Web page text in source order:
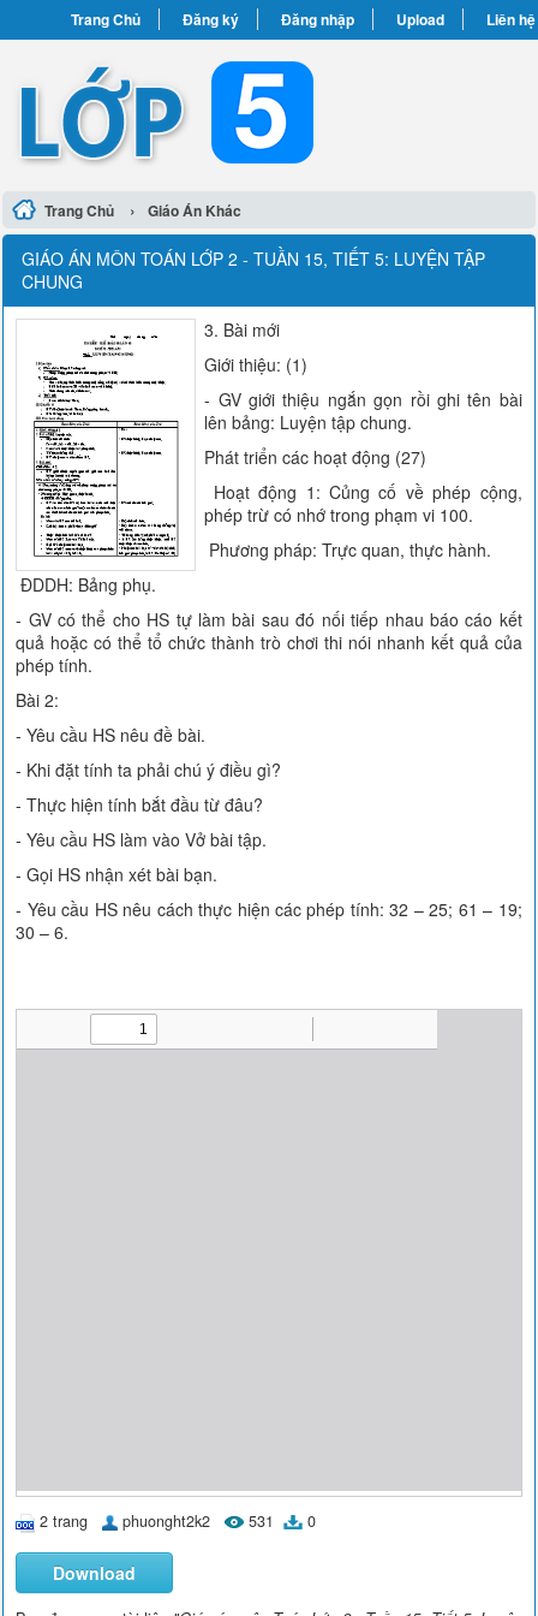
Trang Chủ Đăng ký Đăng nhập Upload Liên hệ
Trang Chủ › Giáo Án Khác
GIÁO ÁN MÔN TOÁN LỚP 2 - TUẦN 15, TIẾT 5: LUYỆN TẬP
CHUNG
3. Bài mới
Giới thiệu: (1)
- GV giới thiệu ngắn gọn rồi ghi tên bài
lên bảng: Luyện tập chung.
Phát triển các hoạt động (27)
Hoạt động 1: Củng cố về phép cộng,
phép trừ có nhớ trong phạm vi 100.
Phương pháp: Trực quan, thực hành.
ĐDDH: Bảng phụ.
- GV có thể cho HS tự làm bài sau đó nối tiếp nhau báo cáo kết
quả hoặc có thể tổ chức thành trò chơi thi nói nhanh kết quả của
phép tính.
Bài 2:
- Yêu cầu HS nêu đề bài.
- Khi đặt tính ta phải chú ý điều gì?
- Thực hiện tính bắt đầu từ đâu?
- Yêu cầu HS làm vào Vở bài tập.
- Gọi HS nhận xét bài bạn.
- Yêu cầu HS nêu cách thực hiện các phép tính: 32 – 25; 61 – 19;
30 – 6.
2 trang phuonght2k2 531 0
Download